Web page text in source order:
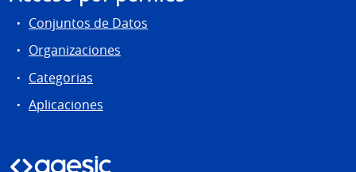
Conjuntos de Datos
Organizaciones
Categorias
Aplicaciones